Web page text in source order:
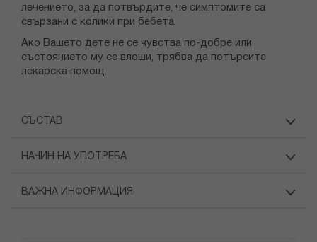
лечението, за да потвърдите, че симптомите са
свързани с колики при бебета.
Ако Вашето дете не се чувства по-добре или
състоянието му се влоши, трябва да потърсите
лекарска помощ.
СЪСТАВ
НАЧИН НА УПОТРЕБА
ВАЖНА ИНФОРМАЦИЯ